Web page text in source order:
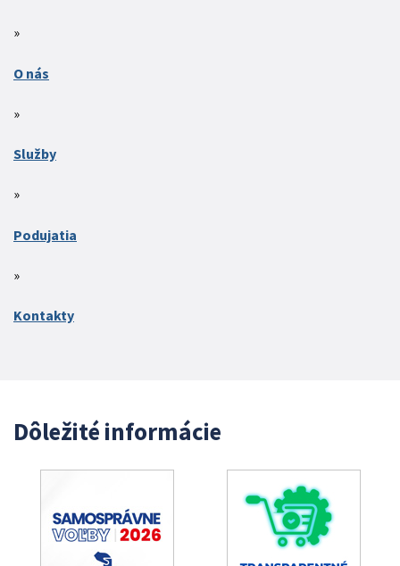
O nás
Služby
Podujatia
Kontakty
Dôležité informácie